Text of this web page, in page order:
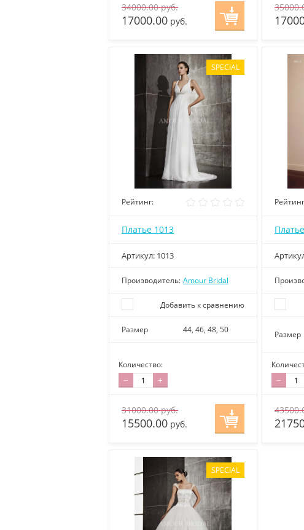
34000.00руб.
17000.00 руб.
SPECIAL
Рейтинг:
Платье 1013
Артикул: 1013
Производитель: Amour Bridal
Добавить к сравнению
Размер 44, 46, 48, 50
Количество:
− +
31000.00руб.
15500.00 руб.
Размер
−
SPECIAL